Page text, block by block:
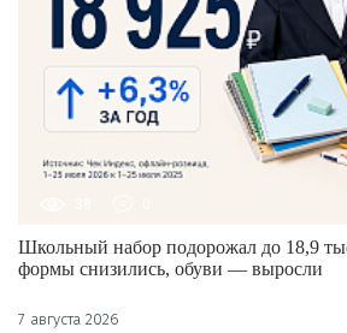
Школьный набор подорожал до 18,9
формы снизились, обуви — выросли
7 августа 2026